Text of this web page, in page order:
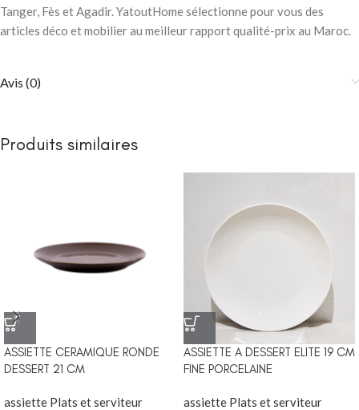
Tanger, Fès et Agadir. YatoutHome sélectionne pour vous des
articles déco et mobilier au meilleur rapport qualité-prix au Maroc.
Avis (0)
Produits similaires
ASSIETTE CERAMIQUE RONDE
DESSERT 21 CM
assiette Plats et serviteur
ASSIETTE A DESSERT ELITE 19 CM
FINE PORCELAINE
assiette Plats et serviteur